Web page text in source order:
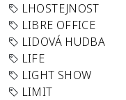
LHOSTEJNOST
LIBRE OFFICE
LIDOVÁ HUDBA
LIFE
LIGHT SHOW
LIMIT